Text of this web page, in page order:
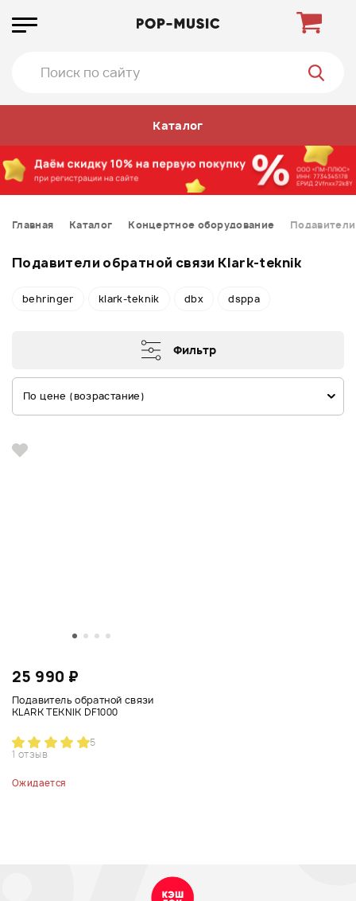
Каталог
Главная Каталог Концертное оборудование
Подавители обратной связи Klark-teknik
behringer klark-teknik dbx dsppa
Фильтр
По цене (возрастание)
25 990 ₽
Подавитель обратной cвязи
KLARK TEKNIK DF1000
5
1 отзыв
Ожидается